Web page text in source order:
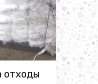
отходы